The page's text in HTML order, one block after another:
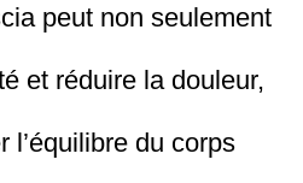
peut non seulement
et réduire la douleur,
l’équilibre du corps